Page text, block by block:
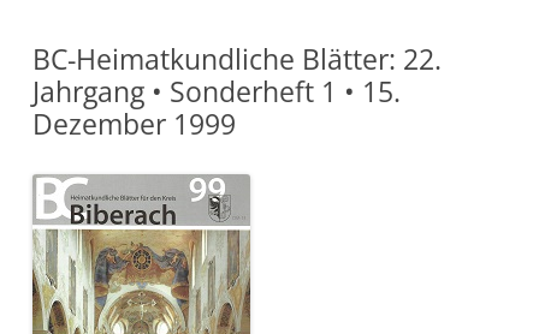
BC-Heimatkundliche Blätter: 22.
Jahrgang • Sonderheft 1 • 15.
Dezember 1999